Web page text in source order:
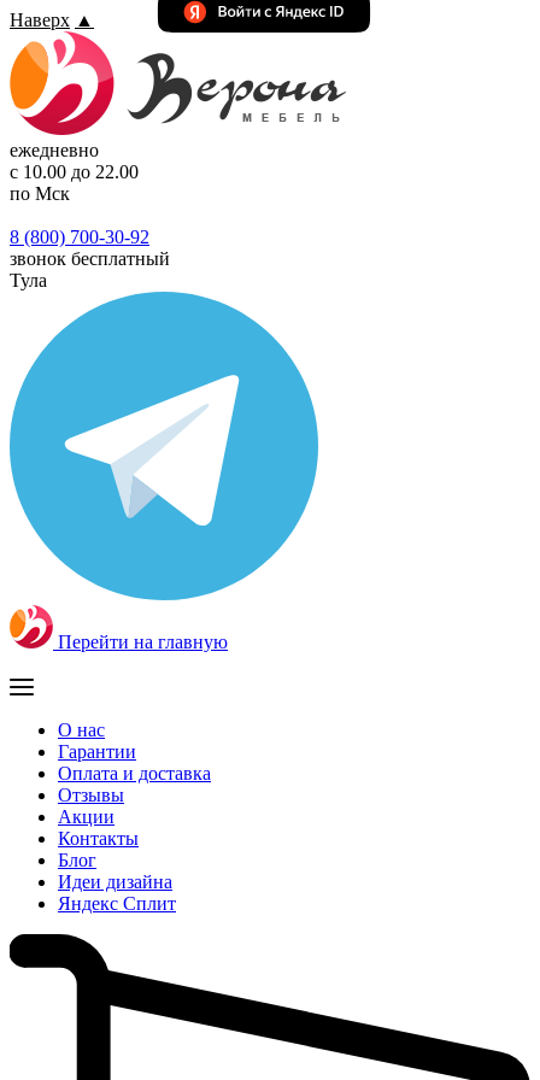
Наверх ▲
ежедневно
с 10.00 до 22.00
по Мск
8 (800) 700-30-92
звонок бесплатный
Тула
Перейти на главную
О нас
Гарантии
Оплата и доставка
Отзывы
Акции
Контакты
Блог
Идеи дизайна
Яндекс Сплит